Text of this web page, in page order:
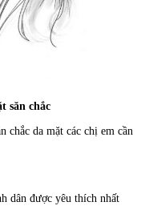
săn chắc
chắc da mặt các chị em cần
dân được yêu thích nhất